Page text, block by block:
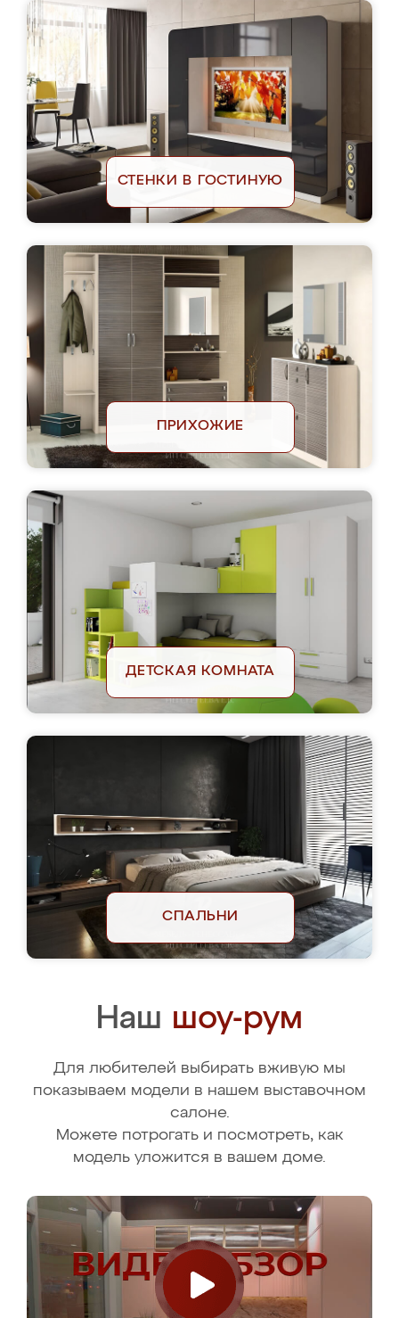
СТЕНКИ В ГОСТИНУЮ
ПРИХОЖИЕ
ДЕТСКАЯ КОМНАТА
СПАЛЬНИ
Наш шоу-рум
Для любителей выбирать вживую мы
показываем модели в нашем выставочном
салоне.
Можете потрогать и посмотреть, как
модель уложится в вашем доме.